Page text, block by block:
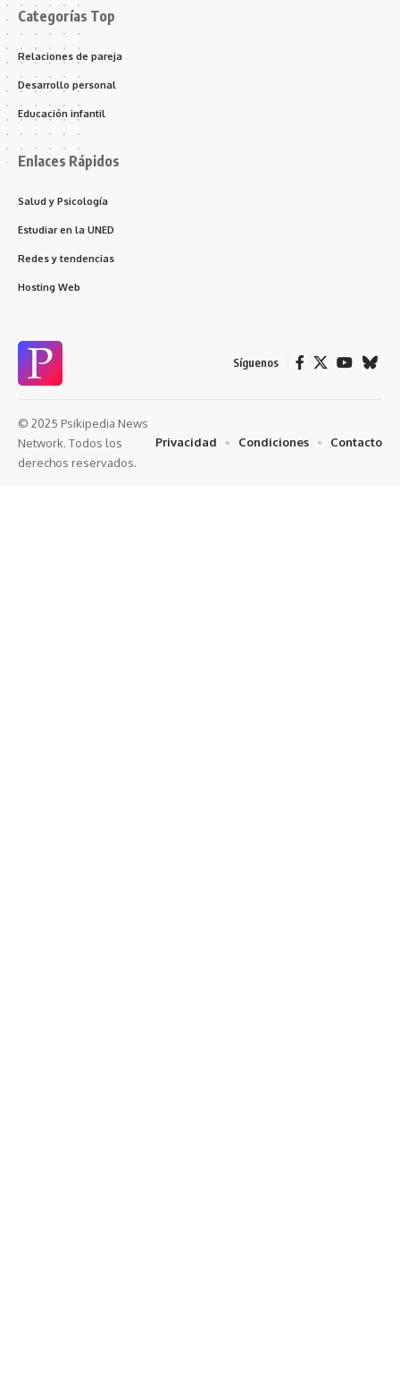
Categorías Top
Relaciones de pareja
Desarrollo personal
Educación infantil
Enlaces Rápidos
Salud y Psicología
Estudiar en la UNED
Redes y tendencias
Hosting Web
Síguenos
© 2025 Psikipedia News
Network. Todos los
derechos reservados.
Privacidad Condiciones Contacto